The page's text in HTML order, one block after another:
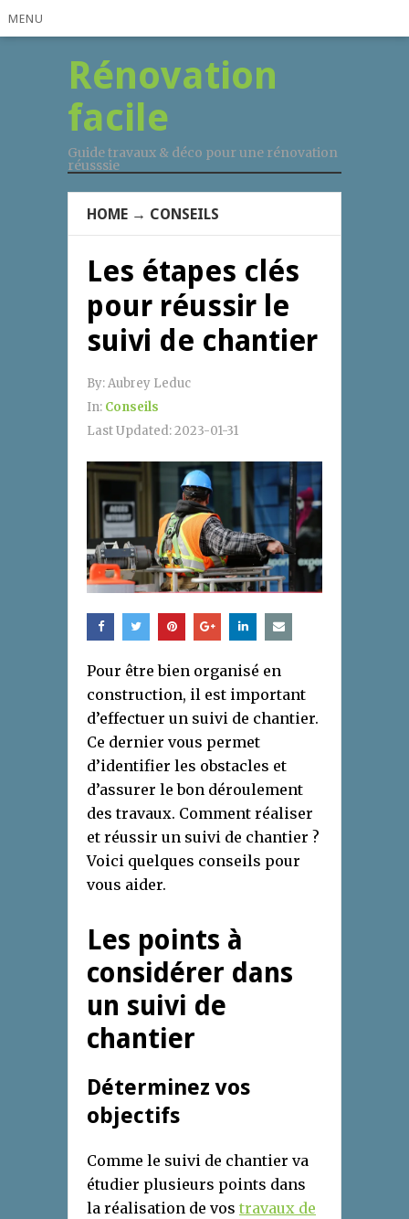
MENU
Rénovation
facile
Guide travaux & déco pour une rénovation
réusssie
HOME → CONSEILS
Les étapes clés
pour réussir le
suivi de chantier
By:Aubrey Leduc
In: Conseils
Last Updated:2023-01-31
Pour être bien organisé en
construction, il est important
d’effectuer un suivi de chantier.
Ce dernier vous permet
d’identifier les obstacles et
d’assurer le bon déroulement
des travaux. Comment réaliser
et réussir un suivi de chantier ?
Voici quelques conseils pour
vous aider.
Les points à
considérer dans
un suivi de
chantier
Déterminez vos
objectifs
Comme le suivi de chantier va
étudier plusieurs points dans
la réalisation de vos travaux de